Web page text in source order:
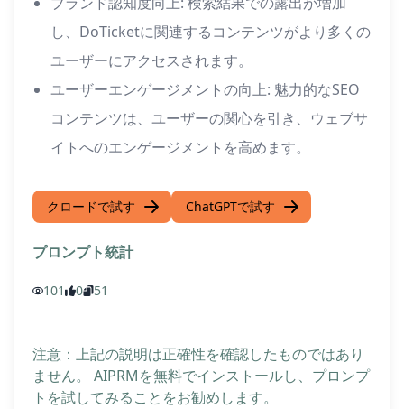
し、DoTicketに関連するコンテンツがより多くの
ユーザーにアクセスされます。
ユーザーエンゲージメントの向上: 魅力的なSEO
コンテンツは、ユーザーの関心を引き、ウェブサ
イトへのエンゲージメントを高めます。
クロードで試す ChatGPTで試す
プロンプト統計
101 0 51
注意：上記の説明は正確性を確認したものではあり
ません。 AIPRMを無料でインストールし、プロンプ
トを試してみることをお勧めします。